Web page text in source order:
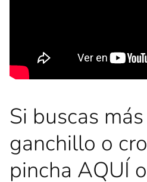
Si buscas
ganchillo o
pincha AQUÍ